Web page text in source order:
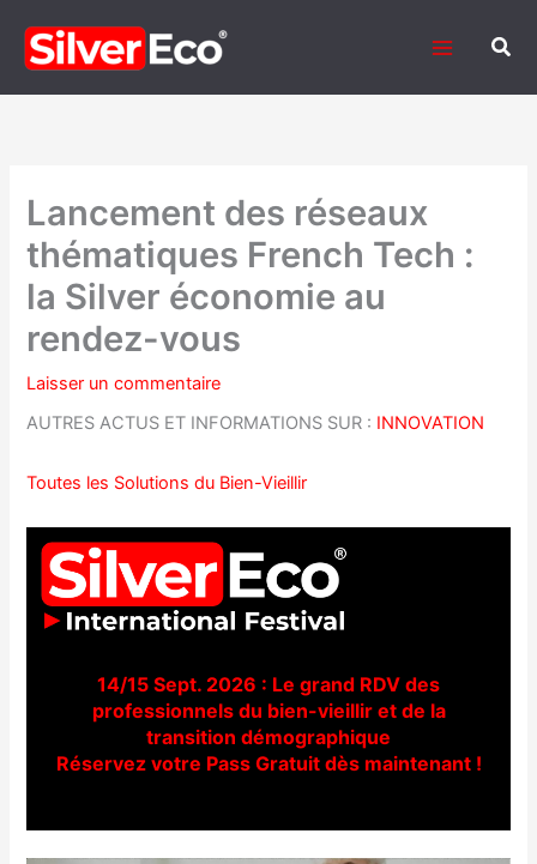
contenu
Lancement des réseaux
thématiques French Tech :
la Silver économie au
rendez-vous
Laisser un commentaire
AUTRES ACTUS ET INFORMATIONS SUR : INNOVATION
Toutes les Solutions du Bien-Vieillir
14/15 Sept. 2026 : Le grand RDV des
professionnels du bien-vieillir et de la
transition démographique
Réservez votre Pass Gratuit dès maintenant !